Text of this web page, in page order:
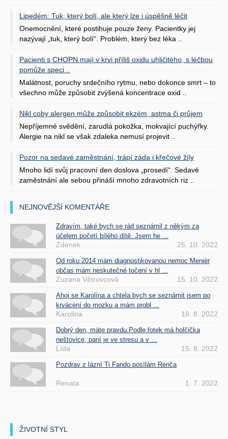
Lipedém: Tuk, který bolí, ale který lze i úspěšně léčit
Onemocnění, které postihuje pouze ženy. Pacientky jej
nazývají „tuk, který bolí“. Problém, který bez léka ..
Pacienti s CHOPN mají v krvi příliš oxidu uhličitého, s léčbou
pomůže speci ..
Malátnost, poruchy srdečního rytmu, nebo dokonce smrt – to
všechno může způsobit zvýšená koncentrace oxid ..
Nikl coby alergen může způsobit ekzém, astma či průjem
Nepříjemné svědění, zarudlá pokožka, mokvající puchýřky.
Alergie na nikl se však zdaleka nemusí projevit ..
Pozor na sedavé zaměstnání, trápí záda i křečové žíly
Mnoho lidí svůj pracovní den doslova „prosedí“. Sedavé
zaměstnání ale sebou přináší mnoho zdravotních riz ..
NEJNOVĚJŠÍ KOMENTÁŘE
Zdravím, také bych se rád seznámil z někým za
účelem početí bílého dítě. Jsem he ...
Zdenek 25. 10. 2022
Od roku 2014 mám diagnostikovanou nemoc Meniér
občas mám neskutečné točení v hl ...
Zuzana Větrovcová 15. 10. 2022
Ahoj se Karolína a chtela bych se seznámit jsem po
krvácení do mozku a mám probl ...
Karolina 18. 8. 2022
Dobrý den, máte pravdu.Podle fotek má holčička
neštovice, paní je ve stresu a v ...
Lída 15. 8. 2022
Pozdrav z lázní Ti Fando posílám Renča
Renata 1. 7. 2022
ŽIVOTNÍ STYL